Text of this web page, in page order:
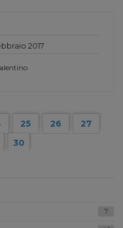
2017
25 26
27
30
7